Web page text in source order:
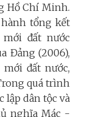
Hồ Chí Minh.
tổng kết
đất nước
Đảng (2006),
đất nước,
quá trình
lập dân tộc và
nghĩa Mác -